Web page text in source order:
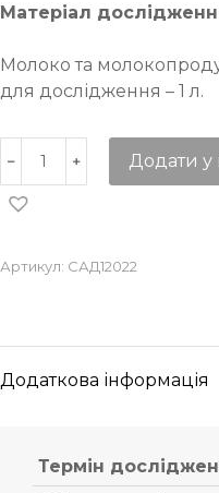
Матеріал
Молоко та
для дослідження – 1 л.
Додати
Артикул: САД12022
Додаткова інформація
Термін